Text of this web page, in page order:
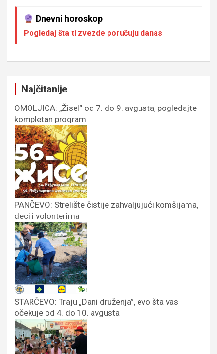
Dnevni horoskop
Pogledaj šta ti zvezde poručuju danas
Najčitanije
OMOLJICA: „Žisel“ od 7. do 9. avgusta, pogledajte
kompletan program
PANČEVO: Strelište čistije zahvaljujući komšijama,
deci i volonterima
STARČEVO: Traju „Dani druženja”, evo šta vas
očekuje od 4. do 10. avgusta